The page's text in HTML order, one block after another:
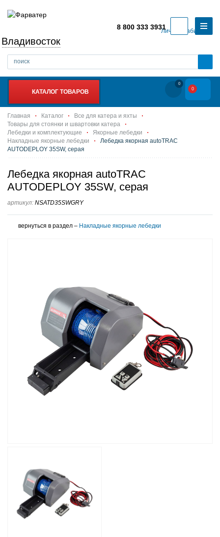
Личный кабинет
Владивосток
8 800 333 3931
КАТАЛОГ ТОВАРОВ
0
0
Главная Каталог
Все для катера и яхты
Товары для стоянки и швартовки катера
Лебедки и комплектующие
Якорные лебедки
Накладные якорные лебедки
Лебедка якорная autoTRAC
AUTODEPLOY 35SW, серая
Лебедка якорная autoTRAC
AUTODEPLOY 35SW, серая
артикул: NSATD35SWGRY
вернуться в раздел – Накладные якорные лебедки